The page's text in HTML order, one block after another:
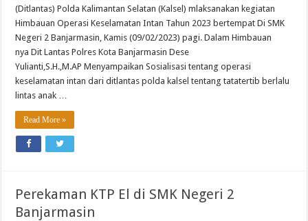
(Ditlantas) Polda Kalimantan Selatan (Kalsel) mlaksanakan kegiatan
Himbauan Operasi Keselamatan Intan Tahun 2023 bertempat Di SMK
Negeri 2 Banjarmasin, Kamis (09/02/2023) pagi. Dalam Himbauan
nya Dit Lantas Polres Kota Banjarmasin Dese
Yulianti,S.H.,M.AP Menyampaikan Sosialisasi tentang operasi
keselamatan intan dari ditlantas polda kalsel tentang tatatertib berlalu
lintas anak …
Read More »
Perekaman KTP El di SMK Negeri 2
Banjarmasin